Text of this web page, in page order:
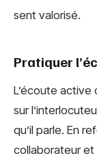
sent valorisé.
Pratiquer
L’écoute
sur
qu’il parle. En
collaborateur